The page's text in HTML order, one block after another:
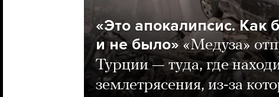
«Это апокалипсис. Как
и не было» «Медуза»
Турции — туда, где
землетрясения, из-за